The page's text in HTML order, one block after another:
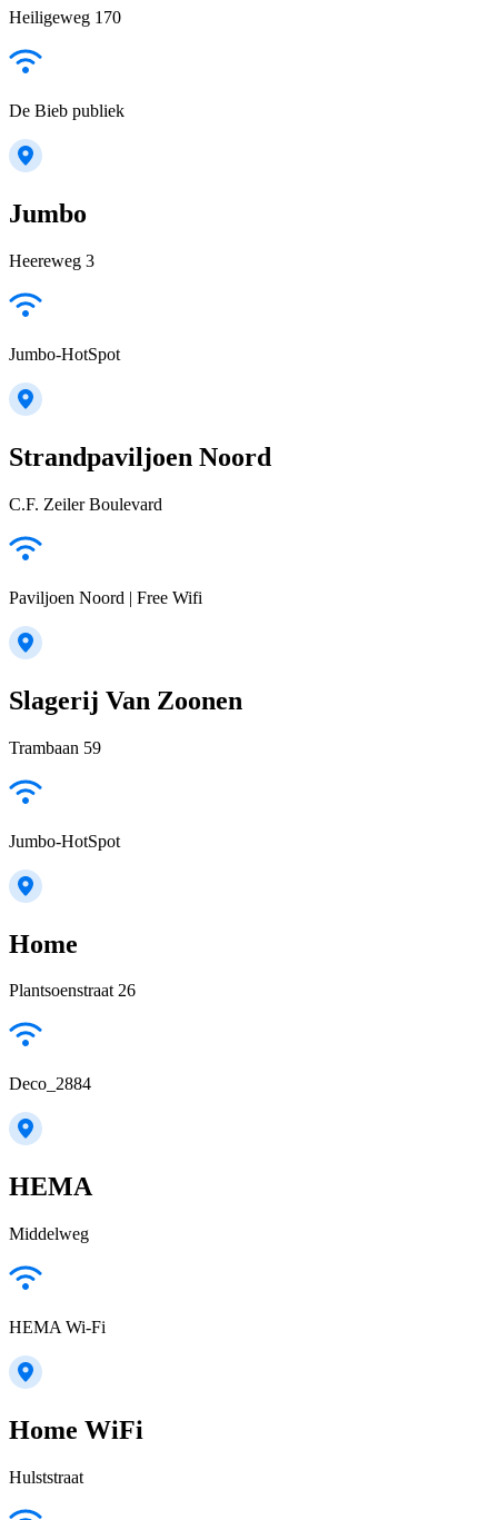
Heiligeweg 170
De Bieb publiek
Jumbo
Heereweg 3
Jumbo-HotSpot
Strandpaviljoen Noord
C.F. Zeiler Boulevard
Paviljoen Noord | Free Wifi
Slagerij Van Zoonen
Trambaan 59
Jumbo-HotSpot
Home
Plantsoenstraat 26
Deco_2884
HEMA
Middelweg
HEMA Wi-Fi
Home WiFi
Hulststraat